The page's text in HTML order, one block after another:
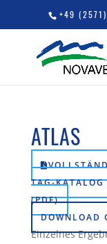
+49
ATLAS
TAG-
(PDF)
DOWNLOAD
Einzelnes